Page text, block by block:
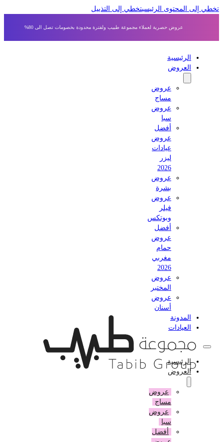
إلى المحتوى الرئيسي تخطي إلى التذييل
عروض حصرية لعملاء مجموعة طبيب ولفترة محدودة بخصومات تصل الى 80%
الرئيسية
العروض
عروض
مساج
عروض
أفضل
عروض
عيادات
عروض
بشرة
عروض
وبوتكس
أفضل
عروض
حمام
مغربي
عروض
المختبر
عروض
أسنان
المدونة
العيادات
الرئيسية
العروض
عروض
مساج
عروض
أفضل